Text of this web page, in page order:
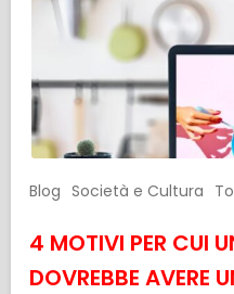
Blog Società e Cultura
4 MOTIVI PER CUI
DOVREBBE AVERE